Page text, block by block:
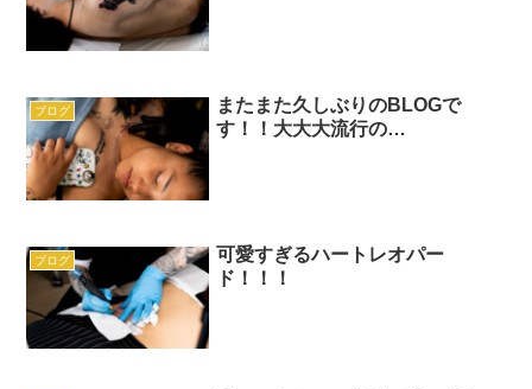
ブログ
またまた久しぶりのBLOGで
す！！大大大流行の…
ブログ
可愛すぎるハートレオパー
ド！！！